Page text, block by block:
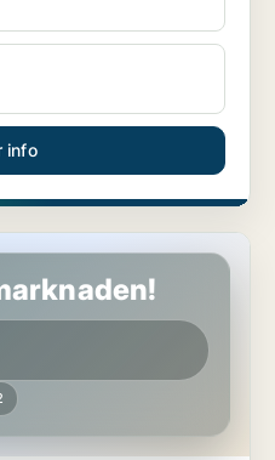
info